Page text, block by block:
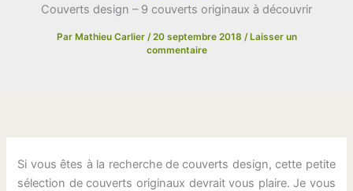
Couverts design – 9 couverts originaux à découvrir
Par Mathieu Carlier /20 septembre 2018 /Laisser un
commentaire
Si vous êtes à la recherche de couverts design, cette petite
sélection de couverts originaux devrait vous plaire. Je vous